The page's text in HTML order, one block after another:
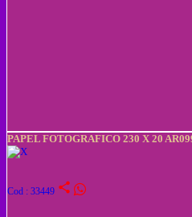
PAPEL FOTOGRAFICO 230 X 20
Cod : 33449 share